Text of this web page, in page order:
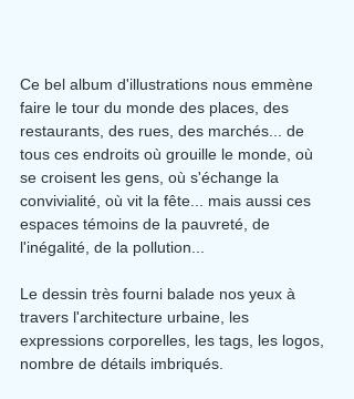
Ce bel album d'illustrations nous emmène
faire le tour du monde des places, des
restaurants, des rues, des marchés... de
tous ces endroits où grouille le monde, où
se croisent les gens, où s'échange la
convivialité, où vit la fête... mais aussi ces
espaces témoins de la pauvreté, de
l'inégalité, de la pollution...
Le dessin très fourni balade nos yeux à
travers l'architecture urbaine, les
expressions corporelles, les tags, les logos,
nombre de détails imbriqués.